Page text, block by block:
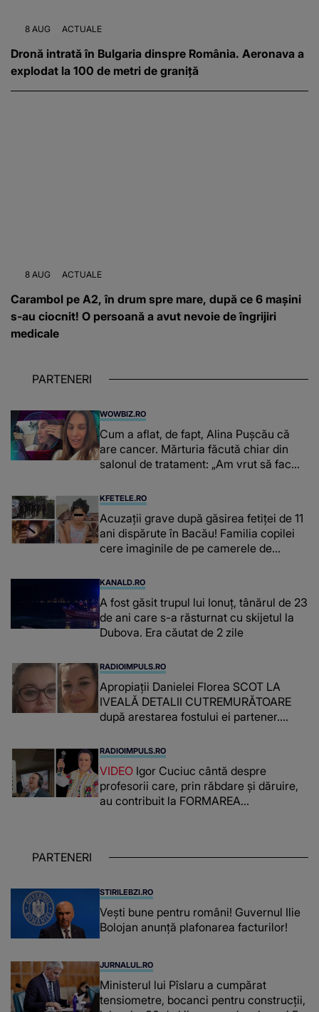
8 AUG ACTUALE
Dronă intrată în Bulgaria dinspre România. Aeronava a
explodat la 100 de metri de graniță
8 AUG ACTUALE
Carambol pe A2, în drum spre mare, după ce 6 mașini
s-au ciocnit! O persoană a avut nevoie de îngrijiri
medicale
PARTENERI
WOWBIZ.RO
Cum a aflat, de fapt, Alina Pușcău că
are cancer. Mărturia făcută chiar din
salonul de tratament: „Am vrut să fac
înțepe sânul”
KFETELE.RO
Acuzații grave după găsirea fetiței de 11
ani dispărute în Bacău! Familia copilei
cere imaginile de pe camerele de
mea...”
KANALD.RO
A fost găsit trupul lui Ionuț, tânărul de 23
de ani care s-a răsturnat cu skijetul la
Dubova. Era căutat de 2 zile
RADIOIMPULS.RO
Apropiații Danielei Florea SCOT LA
IVEALĂ DETALII CUTREMURĂTOARE
după arestarea fostului ei partener.
românca ucisă în Italia și ascunsă în
lada unui pat: " Îmi pare rău că nu am
reușit să fac mai mult pentru ea și..."
RADIOIMPULS.RO
VIDEO Igor Cuciuc cântă despre
profesorii care, prin răbdare și dăruire,
au contribuit la FORMAREA
chiar și după trecerea anilor: "De
PARTENERI
STIRILEBZI.RO
Vești bune pentru români! Guvernul Ilie
Bolojan anunță plafonarea facturilor!
JURNALUL.RO
Ministerul lui Pîslaru a cumpărat
tensiometre, bocanci pentru construcții,